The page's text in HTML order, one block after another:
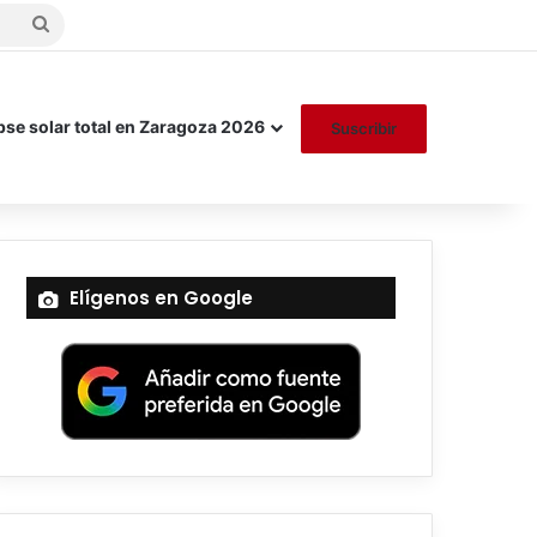
Buscar
solar total en Zaragoza 2026 Suscribir
Elígenos en Google